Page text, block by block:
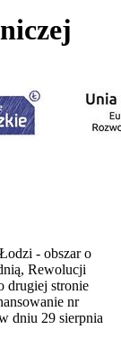
- obszar o
Rewolucji
drugiej stronie
nr
dniu 29 sierpnia